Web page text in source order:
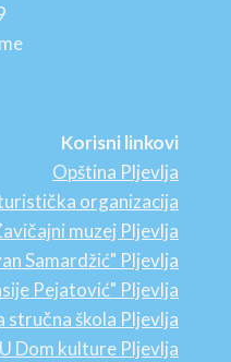
Korisni linkovi
Opština Pljevlja
organizacija
muzej Pljevlja
Samardžić" Pljevlja
Pejatović" Pljevlja
stručna škola Pljevlja
Dom kulture Pljevlja